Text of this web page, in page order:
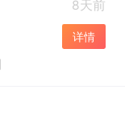
8天前
详情